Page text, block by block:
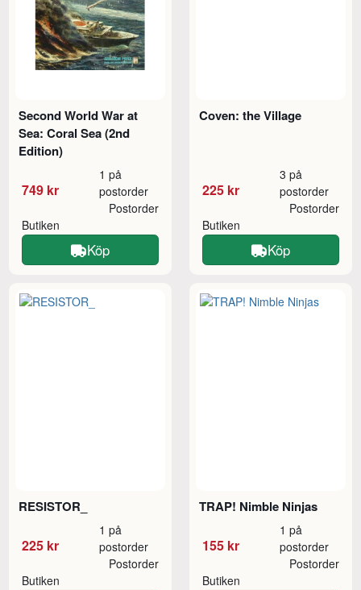
Second World War at
Sea: Coral Sea (2nd
Edition)
749 kr
1 på
postorder
Butiken
Postorder
Köp
Coven: the Village
225 kr
3 på
postorder
Butiken
Postorder
Köp
RESISTOR_
225 kr
1 på
postorder
Butiken
Postorder
TRAP! Nimble Ninjas
155 kr
1 på
postorder
Butiken
Postorder